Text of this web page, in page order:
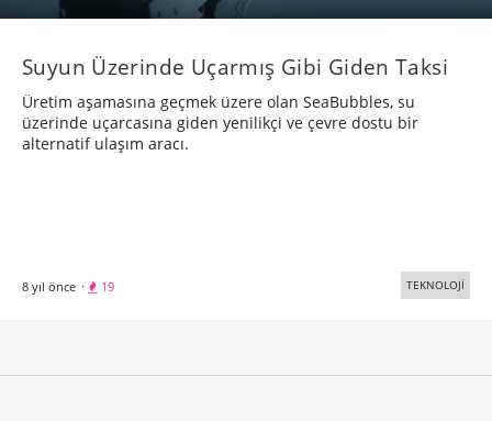
Suyun Üzerinde Uçarmış Gibi Giden Taksi
Üretim aşamasına geçmek üzere olan SeaBubbles, su
üzerinde uçarcasına giden yenilikçi ve çevre dostu bir
alternatif ulaşım aracı.
8 yıl önce · 19 TEKNOLOJİ